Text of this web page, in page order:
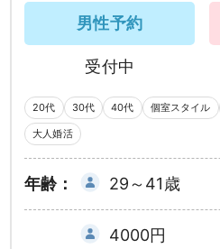
男性予約
受付中
20代 30代 40代 個室スタイル
大人婚活
年齢： 29～41歳
4000円